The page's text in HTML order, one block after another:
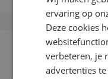
ervaring op
Deze cookies
verbeteren, je
advertenties